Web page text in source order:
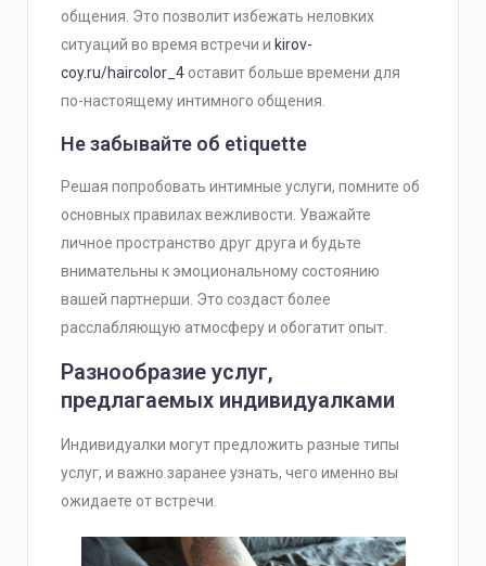
общения. Это позволит избежать неловких
ситуаций во время встречи и kirov-
coy.ru/haircolor_4 оставит больше времени для
по-настоящему интимного общения.
Не забывайте об etiquette
Решая попробовать интимные услуги, помните об
основных правилах вежливости. Уважайте
личное пространство друг друга и будьте
внимательны к эмоциональному состоянию
вашей партнерши. Это создаст более
расслабляющую атмосферу и обогатит опыт.
Разнообразие услуг,
предлагаемых индивидуалками
Индивидуалки могут предложить разные типы
услуг, и важно заранее узнать, чего именно вы
ожидаете от встречи.